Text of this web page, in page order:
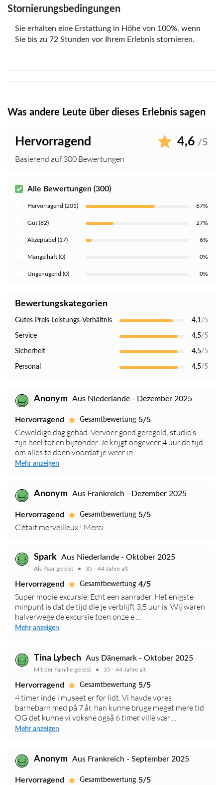
Stornierungsbedingungen
Sie erhalten eine Erstattung in Höhe von 100%, wenn
Sie bis zu 72 Stunden vor Ihrem Erlebnis stornieren.
Was andere Leute über dieses Erlebnis sagen
Hervorragend 4,6 /5
Basierend auf 300 Bewertungen
Alle Bewertungen (300)
Hervorragend (201) 67%
Gut (82) 27%
Akzeptabel (17) 6%
Mangelhaft (0) 0%
Ungenügend (0) 0%
Bewertungskategorien
Gutes Preis-Leistungs-Verhältnis 4,1/5
Service 4,5/5
Sicherheit 4,5/5
Personal 4,5/5
Anonym Aus Niederlande - Dezember 2025
Hervorragend Gesamtbewertung 5/5
Geweldige dag gehad. Vervoer goed geregeld, studio’s
zijn heel tof en bijzonder. Je krijgt ongeveer 4 uur de tijd
om alles te doen voordat je weer in ...
Mehr anzeigen
Anonym Aus Frankreich - Dezember 2025
Hervorragend Gesamtbewertung 5/5
C’était merveilleux ! Merci
Spark Aus Niederlande - Oktober 2025
Als Paar gereist 35 - 44 Jahre alt
Hervorragend Gesamtbewertung 4/5
Super mooie excursie. Echt een aanrader. Het enigste
minpunt is dat de tijd die je verblijft 3,5 uur is. Wij waren
halverwege de excursie toen onze e ...
Mehr anzeigen
Tina Lybech Aus Dänemark - Oktober 2025
Mit der Familie gereist 35 - 44 Jahre alt
Hervorragend Gesamtbewertung 5/5
4 timer inde i museet er for lidt. Vi havde vores
barnebarn med på 7 år, han kunne bruge meget mere tid
OG det kunne vi voksne også 6 timer ville vær ...
Mehr anzeigen
Anonym Aus Frankreich - September 2025
Hervorragend Gesamtbewertung 5/5